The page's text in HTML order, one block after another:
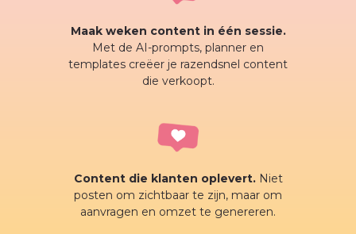
Maak weken content in één sessie.
Met de AI-prompts, planner en
templates creëer je razendsnel content
die verkoopt.
Content die klanten oplevert. Niet
posten om zichtbaar te zijn, maar om
aanvragen en omzet te genereren.